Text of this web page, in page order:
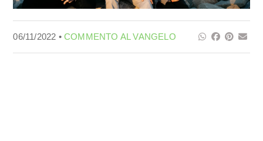
06/11/2022 •COMMENTO AL VANGELO